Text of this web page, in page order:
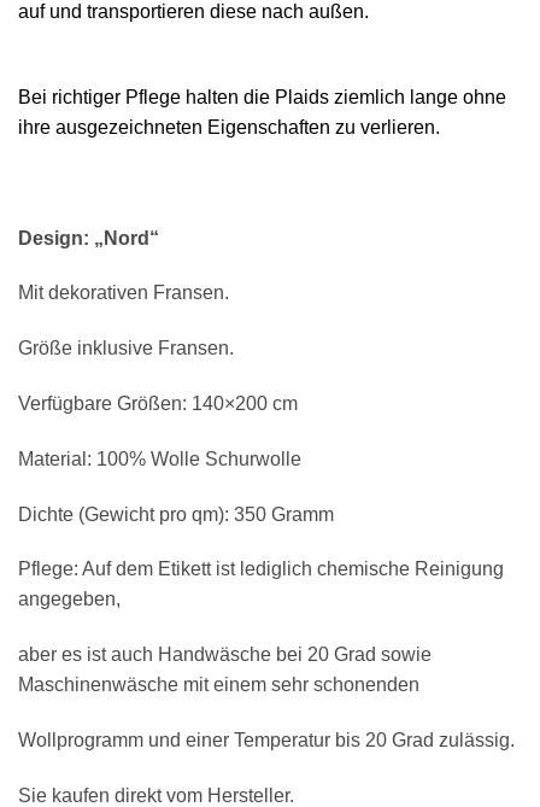
auf und transportieren diese nach außen.
Bei richtiger Pflege halten die Plaids ziemlich lange ohne
ihre ausgezeichneten Eigenschaften zu verlieren.
Design: „Nord“
Mit dekorativen Fransen.
Größe inklusive Fransen.
Verfügbare Größen: 140×200 cm
Material: 100% Wolle Schurwolle
Dichte (Gewicht pro qm): 350 Gramm
Pflege: Auf dem Etikett ist lediglich chemische Reinigung
angegeben,
aber es ist auch Handwäsche bei 20 Grad sowie
Maschinenwäsche mit einem sehr schonenden
Wollprogramm und einer Temperatur bis 20 Grad zulässig.
Sie kaufen direkt vom Hersteller.